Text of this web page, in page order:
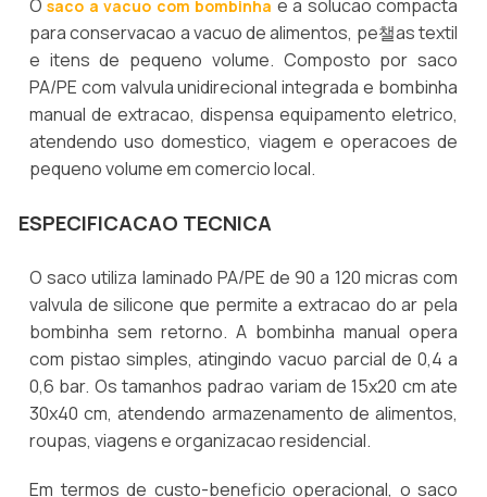
Osaco a vacuo com bombinha e a solucao compacta
para conservacao a vacuo de alimentos, pe챌as textil
e itens de pequeno volume. Composto por saco
PA/PE com valvula unidirecional integrada e bombinha
manual de extracao, dispensa equipamento eletrico,
atendendo uso domestico, viagem e operacoes de
pequeno volume em comercio local.
ESPECIFICACAO TECNICA
O saco utiliza laminado PA/PE de 90 a 120 micras com
valvula de silicone que permite a extracao do ar pela
bombinha sem retorno. A bombinha manual opera
com pistao simples, atingindo vacuo parcial de 0,4 a
0,6 bar. Os tamanhos padrao variam de 15x20 cm ate
30x40 cm, atendendo armazenamento de alimentos,
roupas, viagens e organizacao residencial.
Em termos de custo-beneficio operacional, o saco